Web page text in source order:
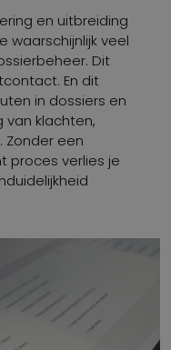
en uitbreiding
waarschijnlijk veel
Dit
En dit
in dossiers en
van klachten,
Zonder een
proces verlies je